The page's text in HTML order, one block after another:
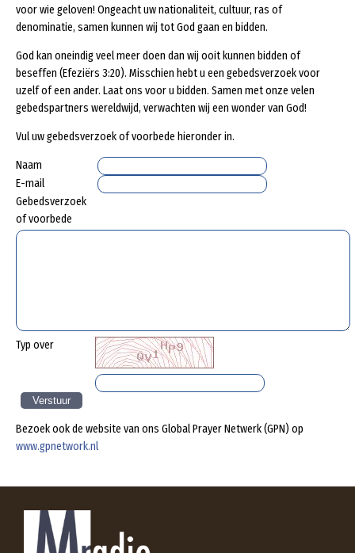
voor wie geloven! Ongeacht uw nationaliteit, cultuur, ras of
denominatie, samen kunnen wij tot God gaan en bidden.
God kan oneindig veel meer doen dan wij ooit kunnen bidden of
beseffen (Efeziërs 3:20). Misschien hebt u een gebedsverzoek voor
uzelf of een ander. Laat ons voor u bidden. Samen met onze velen
gebedspartners wereldwijd, verwachten wij een wonder van God!
Vul uw gebedsverzoek of voorbede hieronder in.
Naam
E-mail
Gebedsverzoek
of voorbede
Typ over
Bezoek ook de website van ons Global Prayer Netwerk (GPN) op
www.gpnetwork.nl